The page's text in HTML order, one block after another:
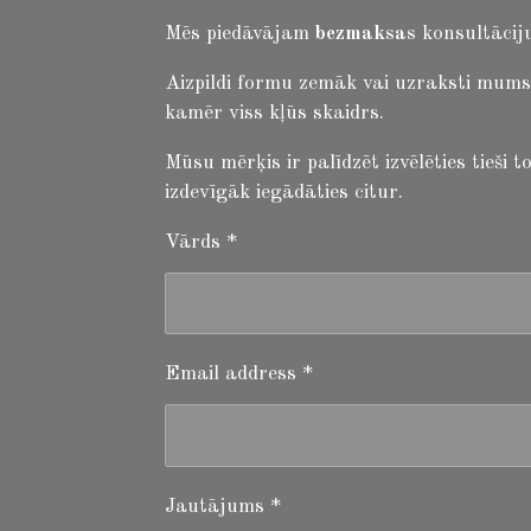
Mēs piedāvājam bezmaksas
Aizpildi formu zemāk vai uzraksti
kamēr viss kļūs skaidrs.
Mūsu mērķis ir palīdzēt izvēlēties tieši
izdevīgāk iegādāties citur.
Vārds *
Email address *
Jautājums *